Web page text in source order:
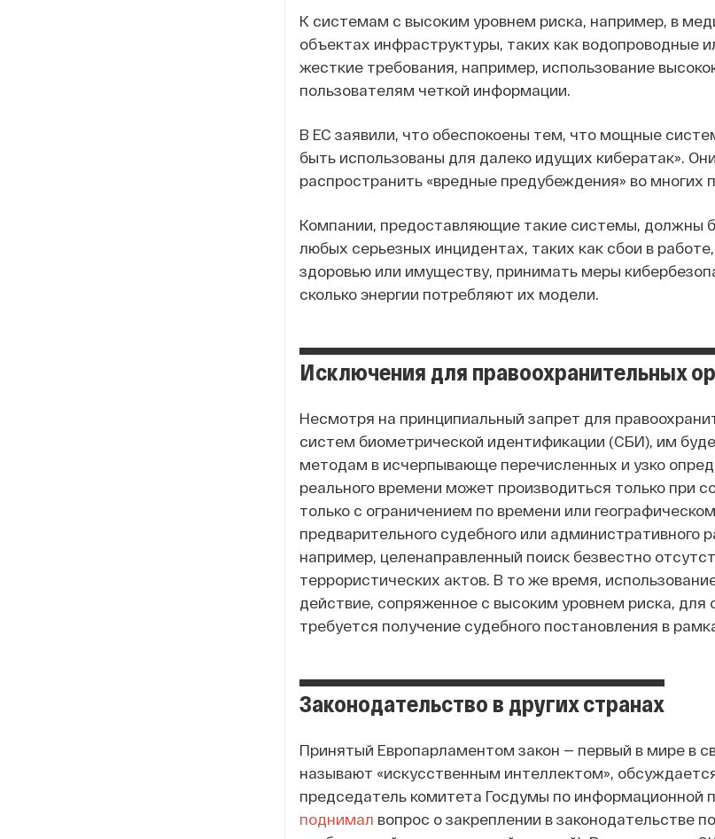
К системам с высоким уровнем риска, например, в
объектах инфраструктуры, таких как водопроводные
жесткие требования, например, использование
пользователям четкой информации.
В ЕС заявили, что обеспокоены тем, что мощные
быть использованы для далеко идущих кибератак».
распространить «вредные предубеждения» во многих
Компании, предоставляющие такие системы, должны
любых серьезных инцидентах, таких как сбои в
здоровью или имуществу, принимать меры
сколько энергии потребляют их модели.
Исключения для правоохранительных
Несмотря на принципиальный запрет для
систем биометрической идентификации (СБИ), им
методам в исчерпывающе перечисленных и узко
реального времени может производиться только при
только с ограничением по времени или
предварительного судебного или
например, целенаправленный поиск безвестно
террористических актов. В то же время,
действие, сопряженное с высоким уровнем риска,
требуется получение судебного постановления в
Законодательство в других странах
Принятый Европарламентом закон — первый в мире в
называют «искусственным интеллектом»,
председатель комитета Госдумы по информационной
поднимал вопрос о закреплении в законодательстве